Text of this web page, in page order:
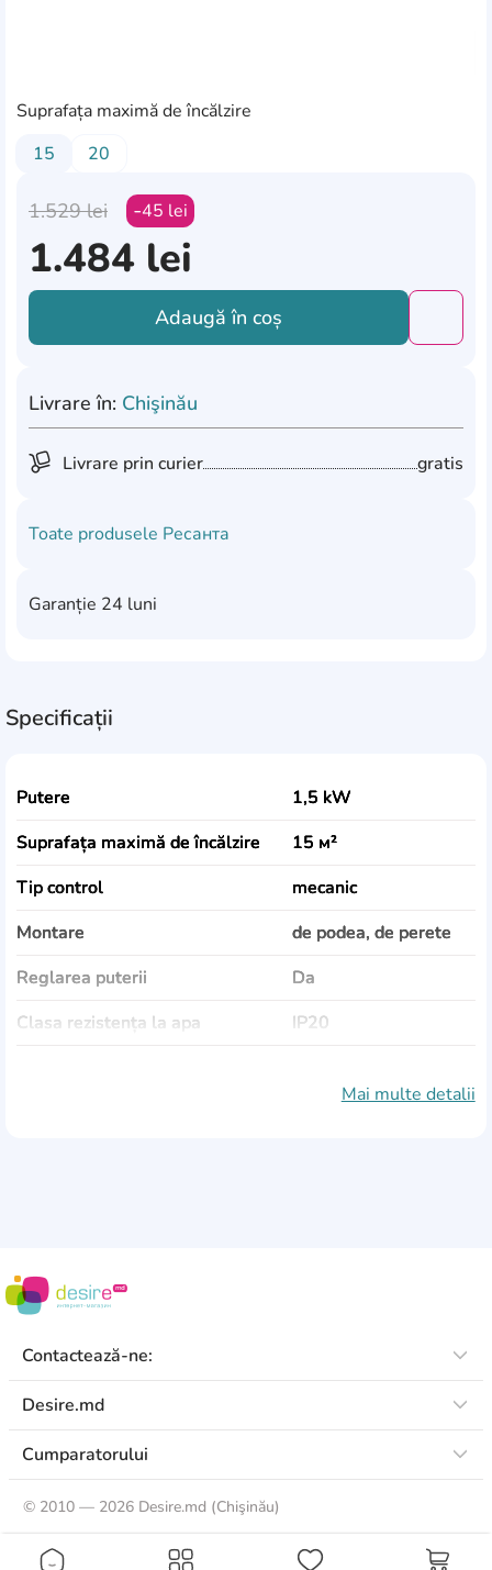
Suprafața maximă de încălzire
15
20
1.529lei 45 lei
1.484 lei
Adaugă în coș
Livrare în: Chişinău
Livrare prin curier gratis
Toate produsele Ресанта
Garanție 24 luni
Specificații
Putere
1,5 kW
Suprafața maximă de încălzire
15 м²
Tip control
mecanic
Montare
de podea, de perete
Reglarea puterii
Da
Clasa rezistența la apa
IP20
Mai multe detalii
Contactează-ne:
Desire.md
Cumparatorului
© 2010 — 2026 Desire.md (Chişinău)